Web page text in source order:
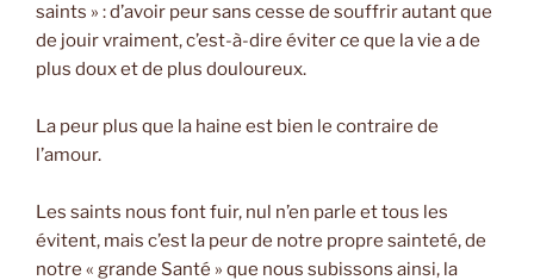
saints » : d’avoir peur sans cesse de souffrir autant que
de jouir vraiment, c’est-à-dire éviter ce que la vie a de
plus doux et de plus douloureux.
La peur plus que la haine est bien le contraire de
l’amour.
Les saints nous font fuir, nul n’en parle et tous les
évitent, mais c’est la peur de notre propre sainteté, de
notre « grande Santé » que nous subissons ainsi, la